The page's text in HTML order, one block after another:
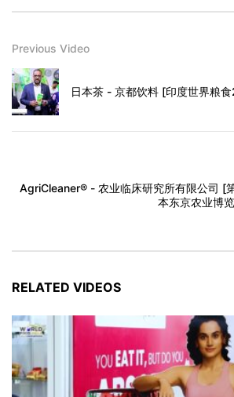
Previous Video
日本茶 - 京都饮料 [印度世界粮
AgriCleaner® - 农业临床研究所有限公司 [
本东京农业博
RELATED VIDEOS